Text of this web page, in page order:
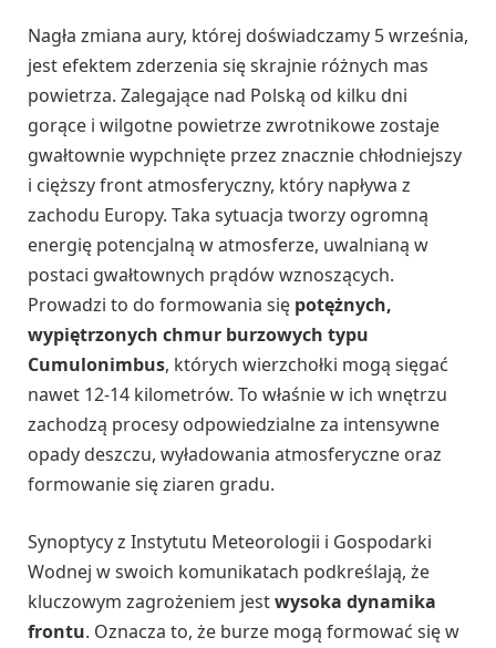
Nagła zmiana aury, której doświadczamy 5 września,
jest efektem zderzenia się skrajnie różnych mas
powietrza. Zalegające nad Polską od kilku dni
gorące i wilgotne powietrze zwrotnikowe zostaje
gwałtownie wypchnięte przez znacznie chłodniejszy
i cięższy front atmosferyczny, który napływa z
zachodu Europy. Taka sytuacja tworzy ogromną
energię potencjalną w atmosferze, uwalnianą w
postaci gwałtownych prądów wznoszących.
Prowadzi to do formowania się potężnych,
wypiętrzonych chmur burzowych typu
Cumulonimbus, których wierzchołki mogą sięgać
nawet 12-14 kilometrów. To właśnie w ich wnętrzu
zachodzą procesy odpowiedzialne za intensywne
opady deszczu, wyładowania atmosferyczne oraz
formowanie się ziaren gradu.
Synoptycy z Instytutu Meteorologii i Gospodarki
Wodnej w swoich komunikatach podkreślają, że
kluczowym zagrożeniem jestwysoka dynamika
frontu. Oznacza to, że burze mogą formować się w